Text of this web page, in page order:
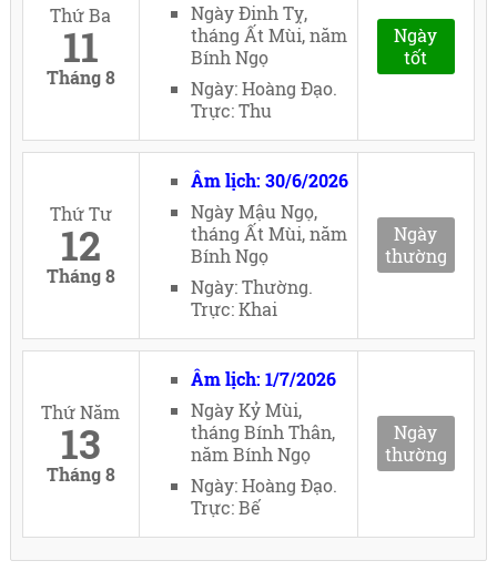
Thứ Ba
11
Tháng 8
Ngày Đinh Tỵ,
tháng Ất Mùi, năm
Bính Ngọ
Ngày: Hoàng Đạo.
Trực: Thu
Ngày
tốt
Thứ Tư
12
Tháng 8
Âm lịch: 30/6/2026
Ngày Mậu Ngọ,
tháng Ất Mùi, năm
Bính Ngọ
Ngày: Thường.
Trực: Khai
Ngày
thường
Thứ Năm
13
Tháng 8
Âm lịch: 1/7/2026
Ngày Kỷ Mùi,
tháng Bính Thân,
năm Bính Ngọ
Ngày: Hoàng Đạo.
Trực: Bế
Ngày
thường